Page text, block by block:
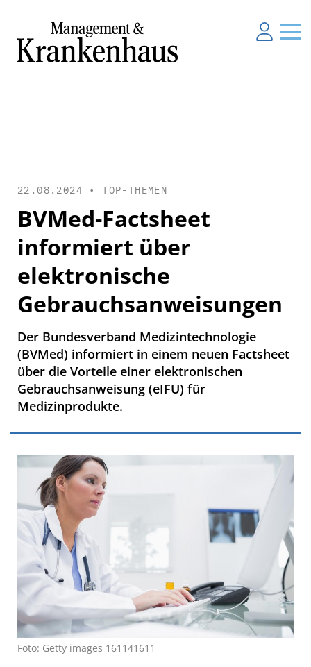
22.08.2024 •TOP-THEMEN
BVMed-Factsheet
informiert über
elektronische
Gebrauchsanweisungen
Der Bundesverband Medizintechnologie
(BVMed) informiert in einem neuen Factsheet
über die Vorteile einer elektronischen
Gebrauchsanweisung (eIFU) für
Medizinprodukte.
Foto: Getty images 161141611